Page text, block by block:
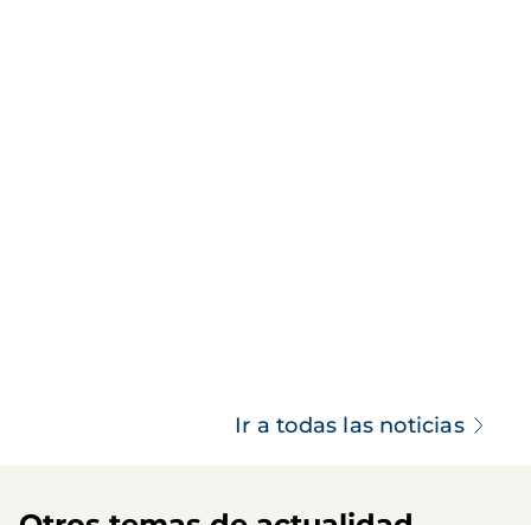
Ir a todas las noticias